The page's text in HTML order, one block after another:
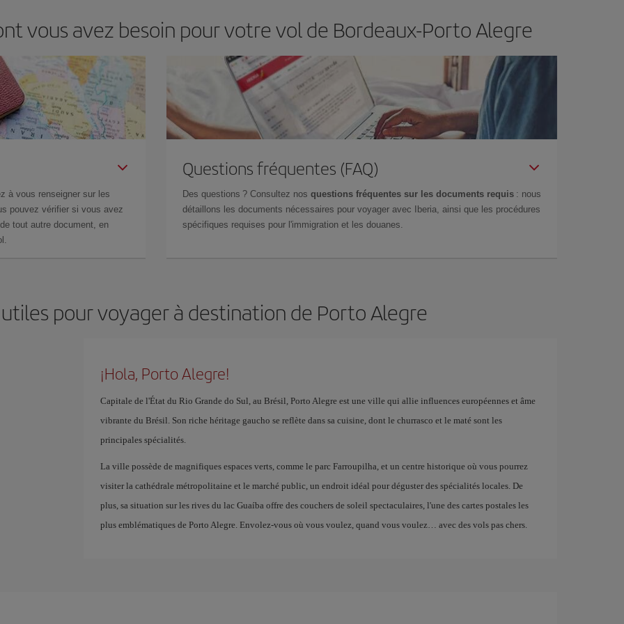
vous avez besoin pour votre vol de Bordeaux-Porto Alegre
à vous renseigner sur les
pouvez vérifier si vous avez
tout autre document, en
Questions fréquentes (FAQ)
Des questions ? Consultez nos questions fréquentes sur les documents requis : nous
détaillons les documents nécessaires pour voyager avec Iberia, ainsi que les procédures
spécifiques requises pour l'immigration et les douanes.
pour voyager à destination de Porto Alegre
¡Hola, Porto Alegre!
Capitale de l'État du Rio Grande do Sul, au Brésil, Porto Alegre est une ville qui allie influences européennes et âme
vibrante du Brésil. Son riche héritage gaucho se reflète dans sa cuisine, dont le churrasco et le maté sont les
principales spécialités.
La ville possède de magnifiques espaces verts, comme le parc Farroupilha, et un centre historique où vous pourrez
visiter la cathédrale métropolitaine et le marché public, un endroit idéal pour déguster des spécialités locales. De
plus, sa situation sur les rives du lac Guaíba offre des couchers de soleil spectaculaires, l'une des cartes postales les
plus emblématiques de Porto Alegre. Envolez-vous où vous voulez, quand vous voulez… avec des vols pas chers.